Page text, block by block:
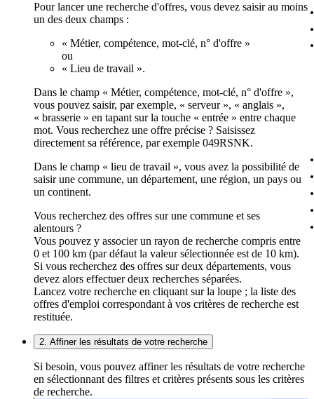
Pour lancer une recherche d'offres, vous devez saisir au moins
un des deux champs :
« Métier, compétence, mot-clé, n° d'offre »
ou
« Lieu de travail ».
Dans le champ « Métier, compétence, mot-clé, n° d'offre »,
vous pouvez saisir, par exemple, « serveur », « anglais »,
« brasserie » en tapant sur la touche « entrée » entre chaque
mot. Vous recherchez une offre précise ? Saisissez
directement sa référence, par exemple 049RSNK.
Dans le champ « lieu de travail », vous avez la possibilité de
saisir une commune, un département, une région, un pays ou
un continent.
Vous recherchez des offres sur une commune et ses
alentours ?
Vous pouvez y associer un rayon de recherche compris entre
0 et 100 km (par défaut la valeur sélectionnée est de 10 km).
Si vous recherchez des offres sur deux départements, vous
devez alors effectuer deux recherches séparées.
Lancez votre recherche en cliquant sur la loupe ; la liste des
offres d'emploi correspondant à vos critères de recherche est
restituée.
2. Affiner les résultats de votre recherche
Si besoin, vous pouvez affiner les résultats de votre recherche
en sélectionnant des filtres et critères présents sous les critères
de recherche.